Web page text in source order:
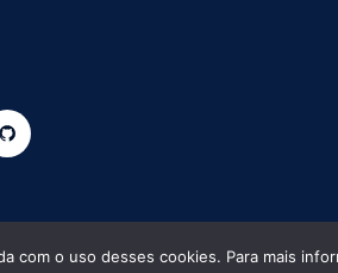
Github
com o uso desses cookies. Para mais
BrazilData Cube -